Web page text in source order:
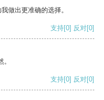
做出更准确的选择。
支持[0] 反对[0]
支持[0] 反对[0]